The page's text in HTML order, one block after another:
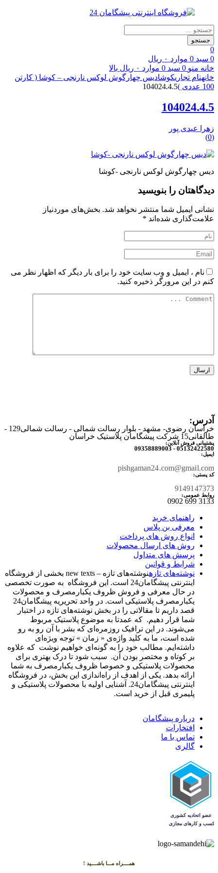
Products
search
جستجو
0
0 سبد 0 موارد ۰ ریال
خانه منو 0 سبد 0 موارد ۰ ریال بالا
خانهنام تجاریکوشادیس چهارگوش لوکس نارنجی – کوشا ( کارتن
100 عددی )
104024.4.5
104024.4.5
زهرا عیدی پور
(0)
دیس چهارگوش لوکس نارنجی -کوشا
دیدگاهتان را بنویسید
نشانی ایمیل شما منتشر نخواهد شد. بخش‌های موردنیاز
علامت‌گذاری شده‌اند *
نام ، ایمیل و وب سایت خود را برای بار دیگر که اظهار نظر می
کنم در این مرورگر ذخیره کنید.
آدرس:
خراسان رضوی- مشهد - بلوار رسالت شمالی - رسالت شمالی129 -
طالقانی15 شرکت پیشگامان پلاستیک خراسان
پشتیبانی فروش آنلاین:
05132422580 - 09358889003
ایمیل:
pishgaman24.com@gmail.com
کد پستی:
9149147373
روابط عمومی:
3133 699 0902​
راهنمای خرید
معرفی بن پلاس
انواع روش های پرداخت
روش های ارسال محصولات
پرسش های متداول
شرایط و قوانین
نوشته‌های تازه
نوشته‌های تازه – new texts بخشی از فروشگاه
اینترنتی پیشگامان24 است. این فروشگاه به صورت تخصصی
در حال معرفی و فروش ظروف یکبارمصرف و محصولات
قصد داریم تا مقالاتی را در بخش نوشته‌های تازه در اختبار
شما قرار دهیم. که عمدتا به موضوع پلاستیک مربوط
می‌شوند. در این ترافیک روزمره‌ای که بشر با آن رو به رو
شده است، ما به کلید واژه‌ی « زمان » توجه ویژه‌ای
داشته‌ایم. مطالب خود را به گونه‌ای خواهیم نوشت که علاوه
بر کوتاه و مختصر بودن آن. سبب شود تا درک بهتری برای
محصولات پلاستیکی و خصوصا ظروف یکبارمصرف به شما
ارائه بدهد. یکی از اهدف از راه‌اندازی این بخش، در فروشگاه
اینترنتی پیشگامان24. آشنایی اولیه با محصولات پلاستیکی و
پلیمری قبل از خرید است.
درباره پیشگامان
افتخارات
تماس با ما
گالری
همــــراه مـــا باشــــید !